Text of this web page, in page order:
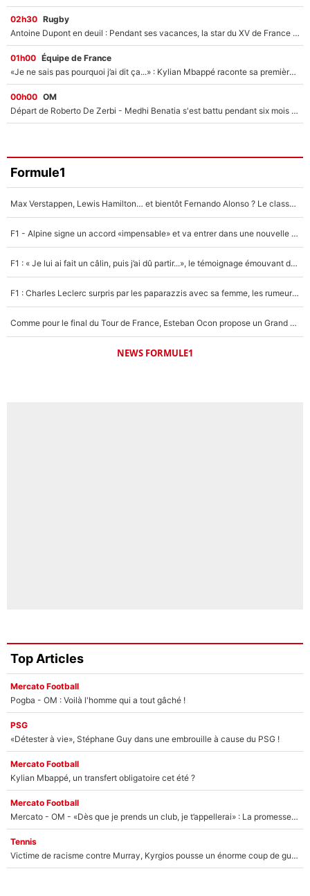
02h30 Rugby
Antoine Dupont en deuil : Pendant ses vacances, la star du XV de France a perdu sa grand-mère
01h00 Équipe de France
«Je ne sais pas pourquoi j’ai dit ça...» : Kylian Mbappé raconte sa première rencontre avec Zinédine Zidane (et c’est très drôle)
00h00 OM
Départ de Roberto De Zerbi - Medhi Benatia s'est battu pendant six mois pour le retenir à l'OM, le PSG a été le naufrage de trop : «Je pars avec toi»
Formule1
Max Verstappen, Lewis Hamilton… et bientôt Fernando Alonso ? Le classement des pilotes les mieux payés en Formule 1 risque de changer !
F1 - Alpine signe un accord «impensable» et va entrer dans une nouvelle dimension : Grande nouvelle pour Pierre Gasly !
F1 : « Je lui ai fait un câlin, puis j’ai dû partir...», le témoignage émouvant de Max Verstappen sur sa fille
F1 : Charles Leclerc surpris par les paparazzis avec sa femme, les rumeurs étaient vraies !
Comme pour le final du Tour de France, Esteban Ocon propose un Grand Prix de Formule 1 à Paris : «Autour de l’Arc de Triomphe, ce serait génial» !
NEWS FORMULE1
Top Articles
Mercato Football
Pogba - OM : Voilà l'homme qui a tout gâché !
PSG
«Détester à vie», Stéphane Guy dans une embrouille à cause du PSG !
Mercato Football
Kylian Mbappé, un transfert obligatoire cet été ?
Mercato Football
Mercato - OM - «Dès que je prends un club, je t’appellerai» : La promesse de Marcelino au moment de claquer la porte
Tennis
Victime de racisme contre Murray, Kyrgios pousse un énorme coup de gueule !